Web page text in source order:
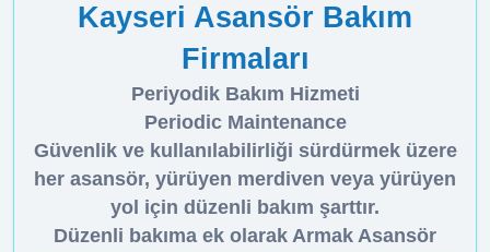
Kayseri Asansör Bakım
Firmaları
Periyodik Bakım Hizmeti
Periodic Maintenance
Güvenlik ve kullanılabilirliği sürdürmek üzere
her asansör, yürüyen merdiven veya yürüyen
yol için düzenli bakım şarttır.
Düzenli bakıma ek olarak Armak Asansör